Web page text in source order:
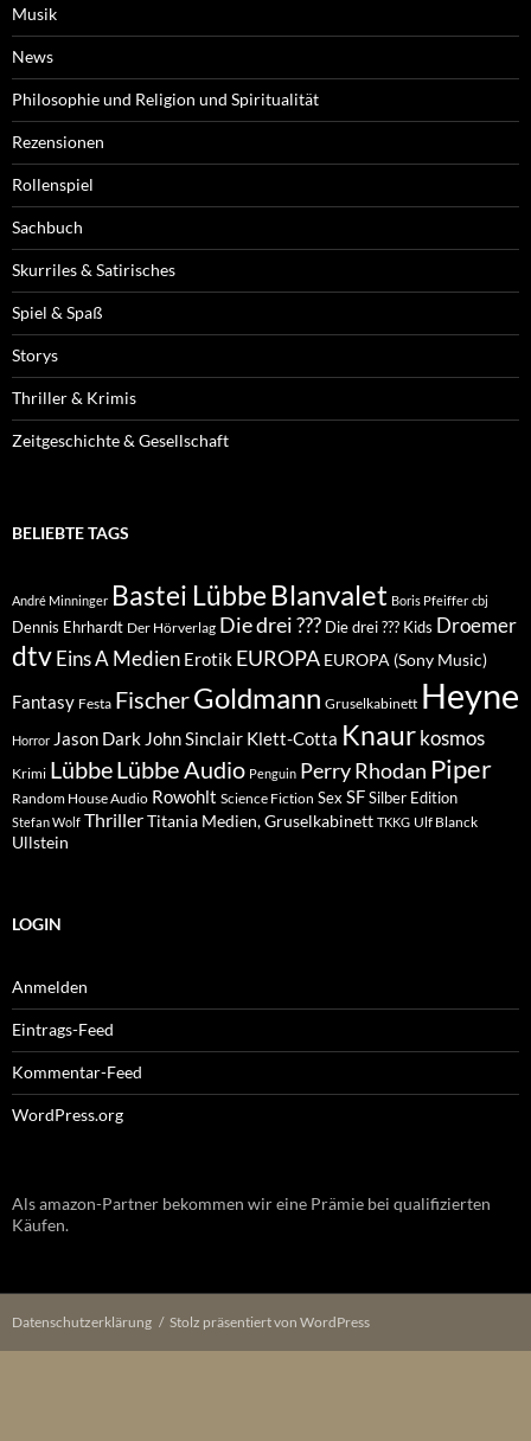
Musik
News
Philosophie und Religion und Spiritualität
Rezensionen
Rollenspiel
Sachbuch
Skurriles & Satirisches
Spiel & Spaß
Storys
Thriller & Krimis
Zeitgeschichte & Gesellschaft
BELIEBTE TAGS
André Minninger Bastei Lübbe Blanvalet Boris Pfeiffer cbj
Dennis Ehrhardt Der Hörverlag Die drei ??? Die drei ??? Kids Droemer
dtvEins A Medien Erotik EUROPA EUROPA (Sony Music)
Fantasy Festa FischerGoldmann Gruselkabinett Heyne
Horror Jason Dark John Sinclair Klett-Cotta Knaur kosmos
Krimi LübbeLübbe Audio Penguin Perry Rhodan Piper
Random House Audio Rowohlt Science Fiction Sex SFSilber Edition
Stefan Wolf ThrillerTitania Medien, Gruselkabinett TKKG Ulf Blanck
Ullstein
LOGIN
Anmelden
Eintrags-Feed
Kommentar-Feed
WordPress.org
Als amazon-Partner bekommen wir eine Prämie bei qualifizierten
Käufen.
Datenschutzerklärung Stolz präsentiert von WordPress